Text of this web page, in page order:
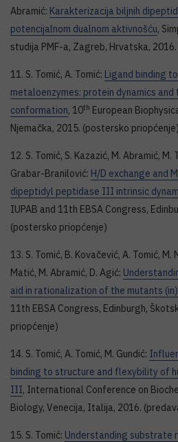
Abramić: Karakterizacija biljnih
potencijalnom dualnom aktivnošću,
studija PMF-a, Zagreb, Hrvatska,
11. S. Tomić, A. Tomić: Ligand binding
metaloenzymes: protein dynamics and
conformation, 10th European
Njemačka, 2015. (postersko priopćenje)
12. S. Tomić, S. Kazazić, M. Abramić, M.
Grabar-Branilović: H/D exchange and
dipeptidyl peptidase III intrinsic
IUPAB and 11th EBSA Congress,
(postersko priopćenje)
13. S. Tomić, B. Kovačević, A. Tomić, M.
Matić, M. Abramić, D. Agić:
aid in rationalization of the mutants
11th EBSA Congress, Edinburgh,
priopćenje)
14. S. Tomić, A. Tomić, M. Gundić:
binding to structure and flexybility of
III, International Conference on
Biology, Venecija, Italija, 2016.
15. S. Tomić: Understanding substrate